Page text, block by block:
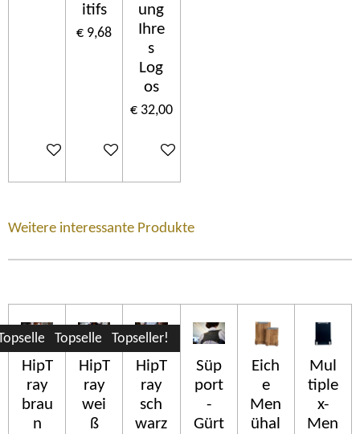
Uitverkocht
itifs
€ 9,68
In winkelwagen
ung
Ihre
s
Log
os
€ 32,00
In winkelwagen
Weitere interessante Produkte
HipT
ray
brau
n
Topseller!
HipT
ray
wei
ß
Topseller!
HipT
ray
sch
warz
Süp
port
-
Gürt
Eich
e
Men
ühal
Mul
tiple
x-
Men